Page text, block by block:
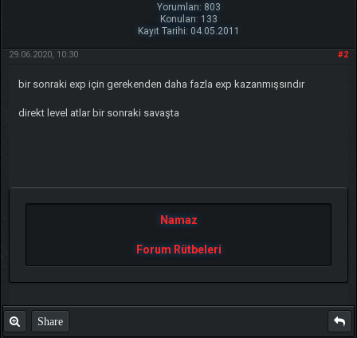
Yorumları: 803
Konuları: 133
Kayıt Tarihi: 04.05.2011
#2
29.06.2020, 10:30
bir sonraki exp için gerekenden daha fazla exp kazanmışsındır
direkt level atlar bir sonraki savaşta
Namaz
Forum Rütbeleri
Share